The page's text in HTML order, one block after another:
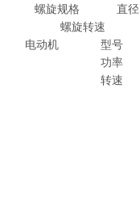
螺旋规格
直径
螺旋转速
电动机
型号
功率
转速